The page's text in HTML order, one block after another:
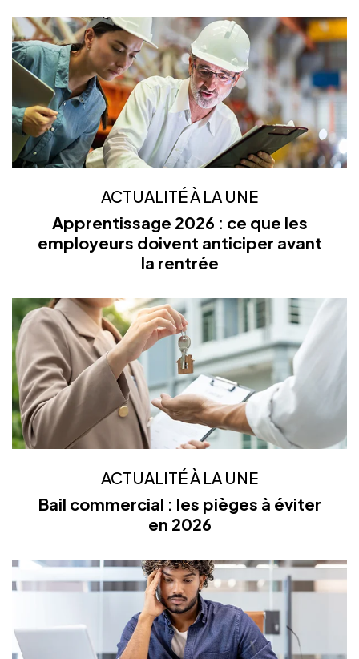
ACTUALITÉ À LA UNE
Apprentissage 2026 : ce que les
employeurs doivent anticiper avant
la rentrée
ACTUALITÉ À LA UNE
Bail commercial : les pièges à éviter
en 2026